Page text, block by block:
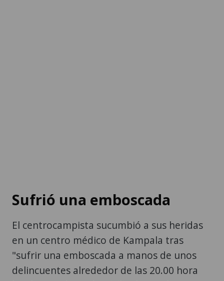
Sufrió una emboscada
El centrocampista sucumbió a sus heridas
en un centro médico de Kampala tras
"sufrir una emboscada a manos de unos
delincuentes alrededor de las 20.00 hora